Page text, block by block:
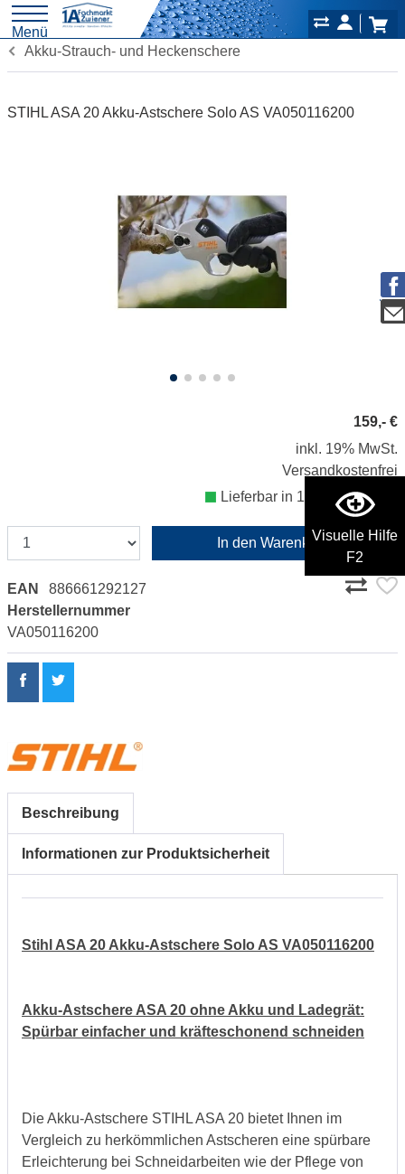
Visuelle Hilfe
F2
Menü
Akku-Strauch- und Heckenschere
STIHL ASA 20 Akku-Astschere Solo AS VA050116200
159,- €
inkl. 19% MwSt.
Versandkostenfrei
Lieferbar in 1 - 2 Werktagen
In den Warenkorb
EAN
886661292127
Herstellernummer
VA050116200
Beschreibung
Informationen zur Produktsicherheit
Stihl ASA 20 Akku-Astschere Solo AS VA050116200
Akku-Astschere ASA 20 ohne Akku und Ladegrät:
Spürbar einfacher und kräfteschonend schneiden
Die Akku-Astschere STIHL ASA 20 bietet Ihnen im
Vergleich zu herkömmlichen Astscheren eine spürbare
Erleichterung bei Schneidarbeiten wie der Pflege von